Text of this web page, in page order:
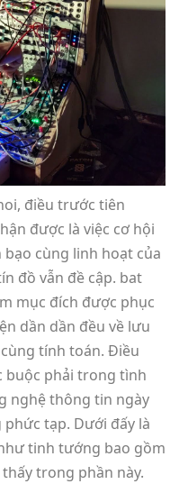
điều trước tiên
được là việc cơ hội
cùng linh hoạt của
đồ vẫn đề cập. bat
mục đích được phục
dần dần đều về lưu
tính toán. Điều
buộc phải trong tình
nghệ thông tin ngày
tạp. Dưới đấy là
tinh tướng bao gồm
trong phần này.